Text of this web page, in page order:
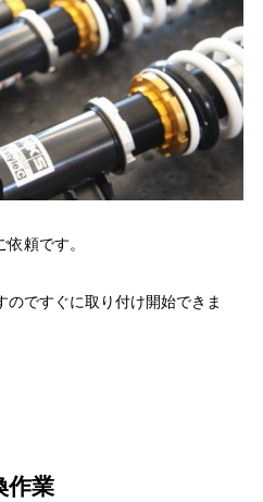
頼です。
のですぐに取り付け開始できま
作業